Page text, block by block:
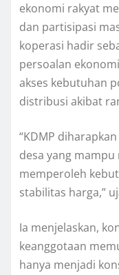
ekonomi rakyat
dan partisipasi
koperasi hadir
persoalan
akses kebutuhan
distribusi akibat
“KDMP
desa yang
memperoleh
stabilitas harga,”
Ia menjelaskan,
keanggotaan
hanya menjadi